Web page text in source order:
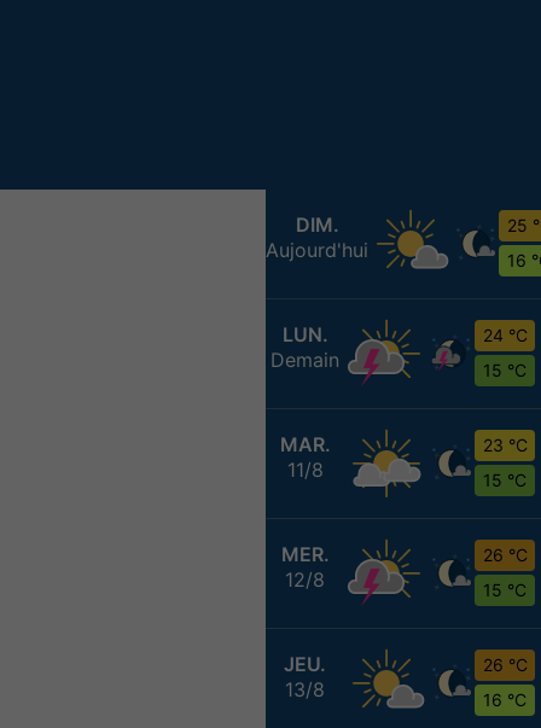
DIM.
Aujourd'hui
25
16
LUN.
Demain
24 °C
15 °C
MAR.
11/8
23 °C
15 °C
MER.
12/8
26 °C
15 °C
JEU.
13/8
26 °C
16 °C